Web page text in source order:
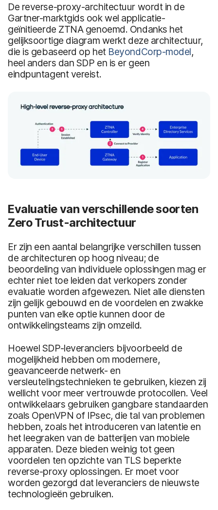
De reverse-proxy-architectuur wordt in de
Gartner-marktgids ook wel applicatie-
geïnitieerde ZTNA genoemd. Ondanks het
gelijksoortige diagram werkt deze architectuur,
die is gebaseerd op het BeyondCorp-model,
heel anders dan SDP en is er geen
eindpuntagent vereist.
Evaluatie van verschillende soorten
Zero Trust-architectuur
Er zijn een aantal belangrijke verschillen tussen
de architecturen op hoog niveau; de
beoordeling van individuele oplossingen mag er
echter niet toe leiden dat verkopers zonder
evaluatie worden afgewezen. Niet alle diensten
zijn gelijk gebouwd en de voordelen en zwakke
punten van elke optie kunnen door de
ontwikkelingsteams zijn omzeild.
Hoewel SDP-leveranciers bijvoorbeeld de
mogelijkheid hebben om modernere,
geavanceerde netwerk- en
versleutelingstechnieken te gebruiken, kiezen zij
wellicht voor meer vertrouwde protocollen. Veel
ontwikkelaars gebruiken gangbare standaarden
zoals OpenVPN of IPsec, die tal van problemen
hebben, zoals het introduceren van latentie en
het leegraken van de batterijen van mobiele
apparaten. Deze bieden weinig tot geen
voordelen ten opzichte van TLS beperkte
reverse-proxy oplossingen. Er moet voor
worden gezorgd dat leveranciers de nieuwste
technologieën gebruiken.